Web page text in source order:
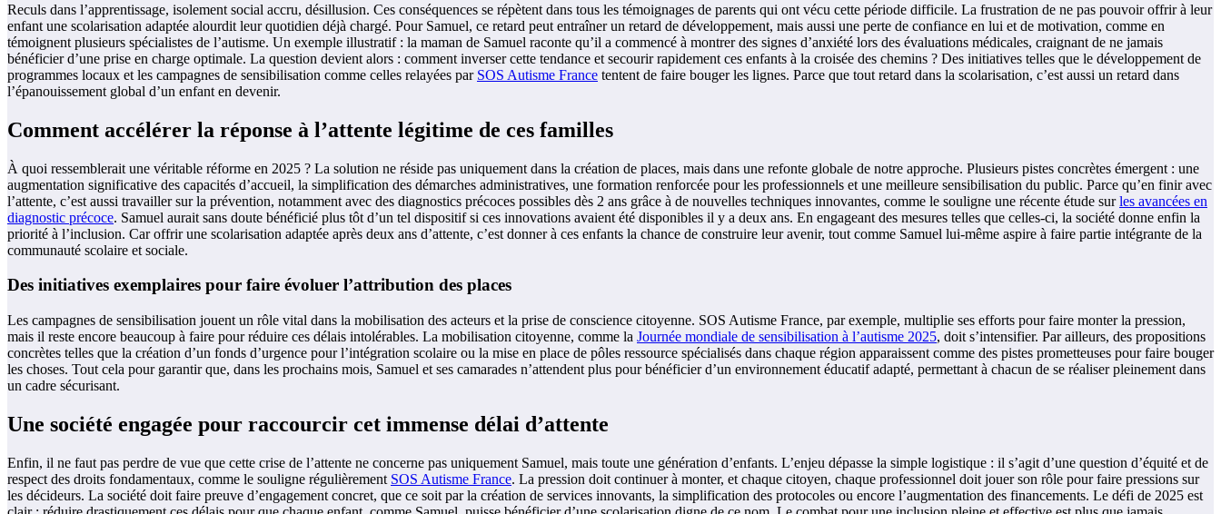
Reculs dans l’apprentissage, isolement social accru, désillusion. Ces conséquences se répètent dans tous les témoignages de parents qui ont vécu cette période difficile. La frustration de ne pas pouvoir offrir à leur
enfant une scolarisation adaptée alourdit leur quotidien déjà chargé. Pour Samuel, ce retard peut entraîner un retard de développement, mais aussi une perte de confiance en lui et de motivation, comme en
témoignent plusieurs spécialistes de l’autisme. Un exemple illustratif : la maman de Samuel raconte qu’il a commencé à montrer des signes d’anxiété lors des évaluations médicales, craignant de ne jamais
bénéficier d’une prise en charge optimale. La question devient alors : comment inverser cette tendance et secourir rapidement ces enfants à la croisée des chemins ? Des initiatives telles que le développement de
programmes locaux et les campagnes de sensibilisation comme celles relayées par SOS Autisme France tentent de faire bouger les lignes. Parce que tout retard dans la scolarisation, c’est aussi un retard dans
l’épanouissement global d’un enfant en devenir.
Comment accélérer la réponse à l’attente légitime de ces familles
À quoi ressemblerait une véritable réforme en 2025 ? La solution ne réside pas uniquement dans la création de places, mais dans une refonte globale de notre approche. Plusieurs pistes concrètes émergent : une
augmentation significative des capacités d’accueil, la simplification des démarches administratives, une formation renforcée pour les professionnels et une meilleure sensibilisation du public. Parce qu’en finir avec
l’attente, c’est aussi travailler sur la prévention, notamment avec des diagnostics précoces possibles dès 2 ans grâce à de nouvelles techniques innovantes, comme le souligne une récente étude surles avancées en
diagnostic précoce. Samuel aurait sans doute bénéficié plus tôt d’un tel dispositif si ces innovations avaient été disponibles il y a deux ans. En engageant des mesures telles que celles-ci, la société donne enfin la
priorité à l’inclusion. Car offrir une scolarisation adaptée après deux ans d’attente, c’est donner à ces enfants la chance de construire leur avenir, tout comme Samuel lui-même aspire à faire partie intégrante de la
communauté scolaire et sociale.
Des initiatives exemplaires pour faire évoluer l’attribution des places
Les campagnes de sensibilisation jouent un rôle vital dans la mobilisation des acteurs et la prise de conscience citoyenne. SOS Autisme France, par exemple, multiplie ses efforts pour faire monter la pression,
mais il reste encore beaucoup à faire pour réduire ces délais intolérables. La mobilisation citoyenne, comme la Journée mondiale de sensibilisation à l’autisme 2025, doit s’intensifier. Par ailleurs, des propositions
concrètes telles que la création d’un fonds d’urgence pour l’intégration scolaire ou la mise en place de pôles ressource spécialisés dans chaque région apparaissent comme des pistes prometteuses pour faire bouger
les choses. Tout cela pour garantir que, dans les prochains mois, Samuel et ses camarades n’attendent plus pour bénéficier d’un environnement éducatif adapté, permettant à chacun de se réaliser pleinement dans
un cadre sécurisant.
Une société engagée pour raccourcir cet immense délai d’attente
Enfin, il ne faut pas perdre de vue que cette crise de l’attente ne concerne pas uniquement Samuel, mais toute une génération d’enfants. L’enjeu dépasse la simple logistique : il s’agit d’une question d’équité et de
respect des droits fondamentaux, comme le souligne régulièrement SOS Autisme France. La pression doit continuer à monter, et chaque citoyen, chaque professionnel doit jouer son rôle pour faire pressions sur
les décideurs. La société doit faire preuve d’engagement concret, que ce soit par la création de services innovants, la simplification des protocoles ou encore l’augmentation des financements. Le défi de 2025 est